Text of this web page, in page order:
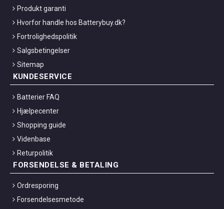
Produkt garanti
Hvorfor handle hos Batterybuy.dk?
Fortrolighedspolitik
Salgsbetingelser
Sitemap
KUNDESERVICE
Batterier FAQ
Hjælpecenter
Shopping guide
Videnbase
Returpolitik
FORSENDELSE & BETALING
Ordresporing
Forsendelsesmetode